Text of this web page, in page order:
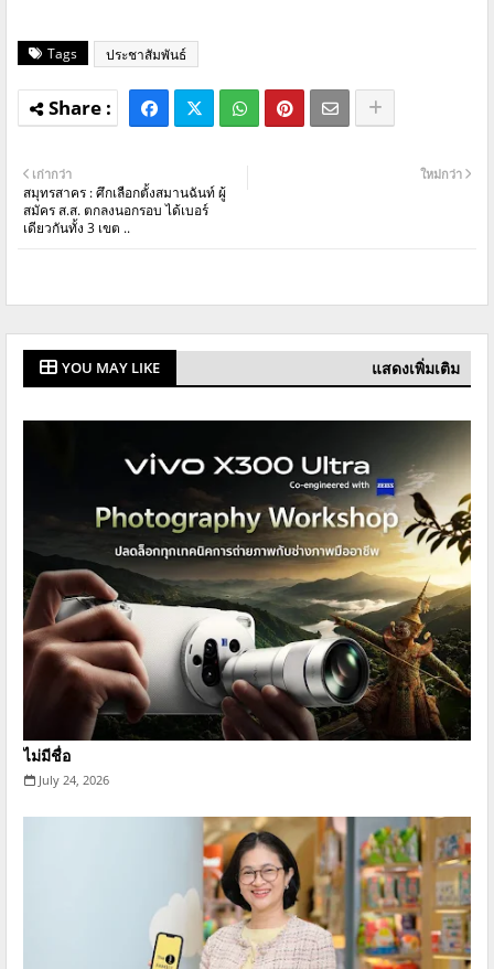
Tags ประชาสัมพันธ์
ใหม่กว่า
เก่ากว่า
สมุทรสาคร : ศึกเลือกตั้งสมานฉันท์ ผู้
สมัคร ส.ส. ตกลงนอกรอบ ได้เบอร์
เดียวกันทั้ง 3 เขต ..
YOU MAY LIKE แสดงเพิ่มเติม
ไม่มีชื่อ
July 24, 2026